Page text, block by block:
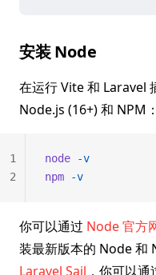
安装 Node
在运行 Vite 和 Laravel
Node.js (16+) 和 NPM：
node -v
npm -v
1
2
你可以通过 Node 官方
装最新版本的 Node 和
Laravel Sail ，你可以